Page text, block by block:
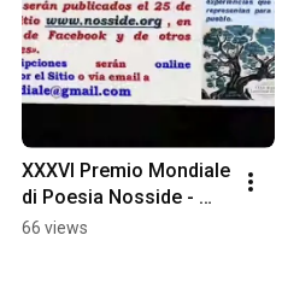
XXXVI Premio Mondiale
di Poesia Nosside -
2021
66 views